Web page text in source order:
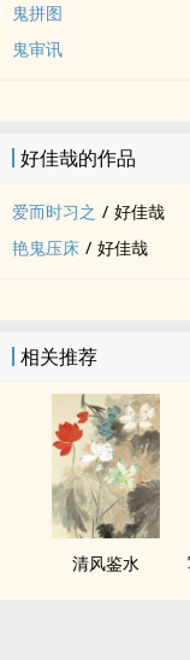
鬼拼图
鬼审讯
好佳哉的作品
爱而时习之 / 好佳哉
艳鬼压床 / 好佳哉
相关推荐
清风鉴水